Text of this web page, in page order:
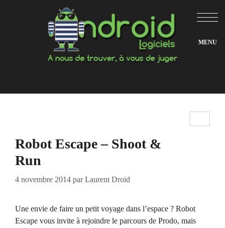
Robot Escape – Shoot &
Run
4 novembre 2014 parLaurent Droid
Une envie de faire un petit voyage dans l’espace ? Robot
Escape vous invite à rejoindre le parcours de Prodo, mais